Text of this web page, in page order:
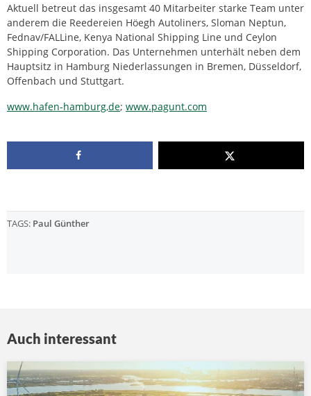
Aktuell betreut das insgesamt 40 Mitarbeiter starke Team unter
anderem die Reedereien Höegh Autoliners, Sloman Neptun,
Fednav/FALLine, Kenya National Shipping Line und Ceylon
Shipping Corporation. Das Unternehmen unterhält neben dem
Hauptsitz in Hamburg Niederlassungen in Bremen, Düsseldorf,
Offenbach und Stuttgart.
www.hafen-hamburg,de; www.pagunt.com
TAGS: Paul Günther
Auch interessant